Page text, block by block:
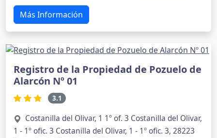
Más Información
Registro de la Propiedad de Pozuelo de
Alarcón Nº 01
3.1
Costanilla del Olivar, 1 1º of. 3 Costanilla del Olivar,
1 - 1º ofic. 3 Costanilla del Olivar, 1 - 1º ofic. 3, 28223